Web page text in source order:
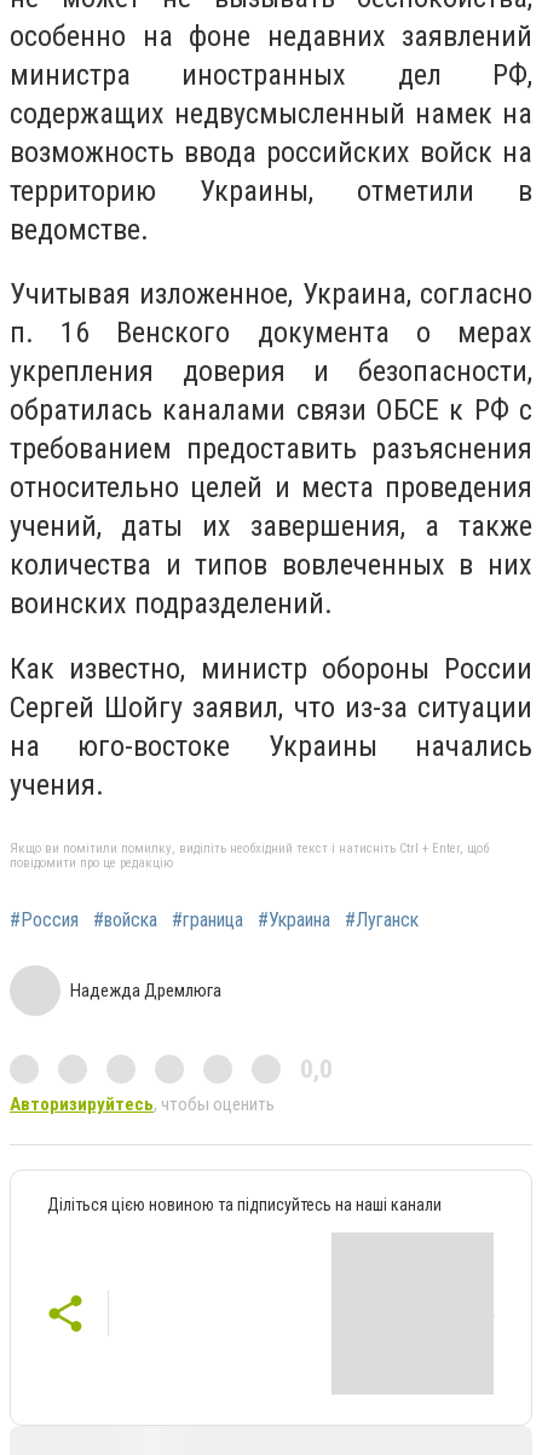
особенно на фоне недавних заявлений
министра иностранных дел РФ,
содержащих недвусмысленный намек на
возможность ввода российских войск на
территорию Украины, отметили в
ведомстве.
Учитывая изложенное, Украина, согласно
п. 16 Венского документа о мерах
укрепления доверия и безопасности,
обратилась каналами связи ОБСЕ к РФ с
требованием предоставить разъяснения
относительно целей и места проведения
учений, даты их завершения, а также
количества и типов вовлеченных в них
воинских подразделений.
Как известно, министр обороны России
Сергей Шойгу заявил, что из-за ситуации
на юго-востоке Украины начались
учения.
Якщо ви помітили помилку, виділіть необхідний текст і натисніть Ctrl + Enter, щоб
повідомити про це редакцію
#Россия #войска #граница #Украина #Луганск
Надежда Дремлюга
0,0
Авторизируйтесь, чтобы оценить
Діліться цією новиною та підписуйтесь на наші канали